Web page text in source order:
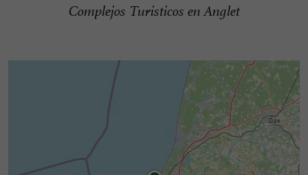
Complejos Turisticos en Anglet